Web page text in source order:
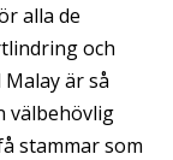
alla de
och
är så
välbehövlig
stammar som